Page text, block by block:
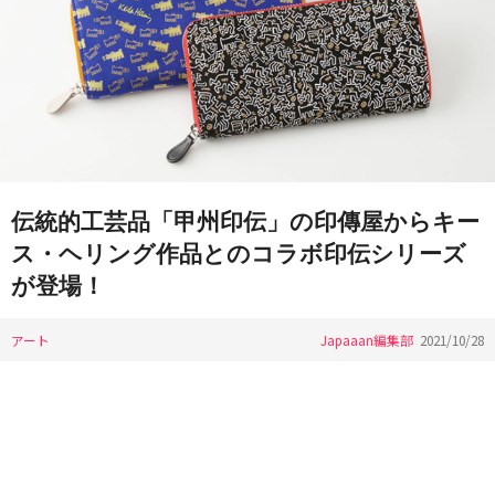
伝統的工芸品「甲州印伝」の印傳屋からキー
ス・ヘリング作品とのコラボ印伝シリーズ
が登場！
アート Japaaan編集部 2021/10/28